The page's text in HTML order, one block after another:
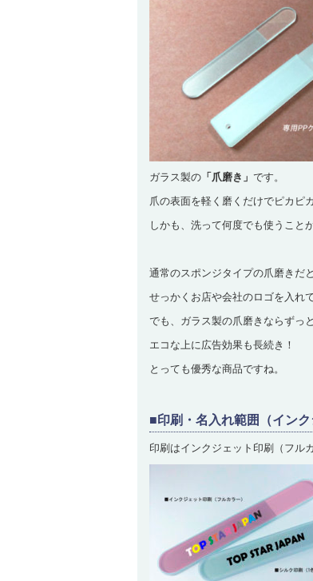
ガラス製の 「爪磨き」 です。
爪の表面を軽く磨くだけでピカピ
しかも、洗って何度でも使うこと
通常のスポンジタイプの爪磨きだ
せっかくお店や会社のロゴを入れ
でも、ガラス製の爪磨きならずっ
エコな上に広告効果も長続き！
とっても優秀な商品ですね。
■印刷・名入れ範囲（インク
印刷はインクジェット印刷（フル